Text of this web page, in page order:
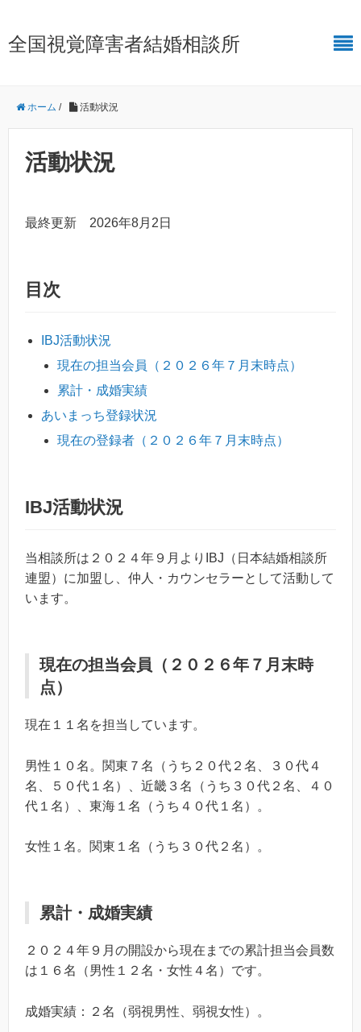
全国視覚障害者結婚相談所
ホーム / 活動状況
活動状況
最終更新 2026年8月2日
目次
IBJ活動状況
現在の担当会員（２０２６年７月末時点）
累計・成婚実績
あいまっち登録状況
現在の登録者（２０２６年７月末時点）
IBJ活動状況
当相談所は２０２４年９月よりIBJ（日本結婚相談所
連盟）に加盟し、仲人・カウンセラーとして活動して
います。
現在の担当会員（２０２６年７月末時
点）
現在１１名を担当しています。
男性１０名。関東７名（うち２０代２名、３０代４
名、５０代１名）、近畿３名（うち３０代２名、４０
代１名）、東海１名（うち４０代１名）。
女性１名。関東１名（うち３０代２名）。
累計・成婚実績
２０２４年９月の開設から現在までの累計担当会員数
は１６名（男性１２名・女性４名）です。
成婚実績：２名（弱視男性、弱視女性）。